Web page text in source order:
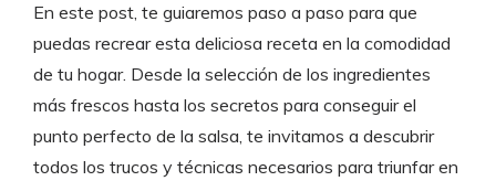
En este post, te guiaremos paso a paso para que
puedas recrear esta deliciosa receta en la comodidad
de tu hogar. Desde la selección de los ingredientes
más frescos hasta los secretos para conseguir el
punto perfecto de la salsa, te invitamos a descubrir
todos los trucos y técnicas necesarios para triunfar en